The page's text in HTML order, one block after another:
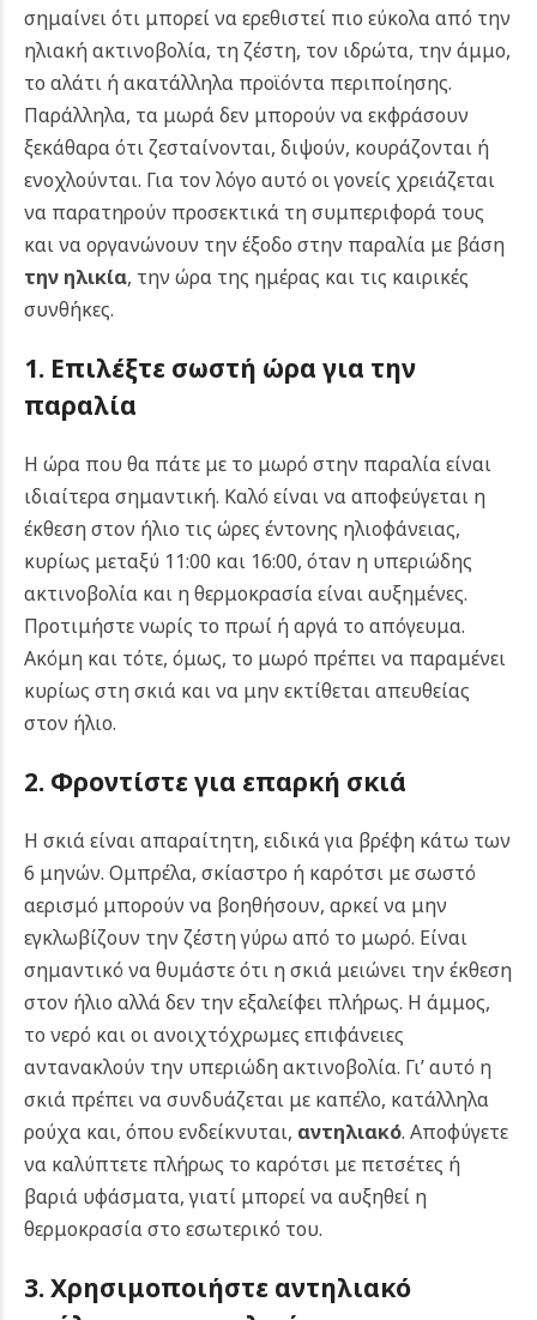
σημαίνει ότι μπορεί να ερεθιστεί πιο εύκολα από την
ηλιακή ακτινοβολία, τη ζέστη, τον ιδρώτα, την άμμο,
το αλάτι ή ακατάλληλα προϊόντα περιποίησης.
Παράλληλα, τα μωρά δεν μπορούν να εκφράσουν
ξεκάθαρα ότι ζεσταίνονται, διψούν, κουράζονται ή
ενοχλούνται. Για τον λόγο αυτό οι γονείς χρειάζεται
να παρατηρούν προσεκτικά τη συμπεριφορά τους
και να οργανώνουν την έξοδο στην παραλία με βάση
την ηλικία, την ώρα της ημέρας και τις καιρικές
συνθήκες.
1. Επιλέξτε σωστή ώρα για την
παραλία
Η ώρα που θα πάτε με το μωρό στην παραλία είναι
ιδιαίτερα σημαντική. Καλό είναι να αποφεύγεται η
έκθεση στον ήλιο τις ώρες έντονης ηλιοφάνειας,
κυρίως μεταξύ 11:00 και 16:00, όταν η υπεριώδης
ακτινοβολία και η θερμοκρασία είναι αυξημένες.
Προτιμήστε νωρίς το πρωί ή αργά το απόγευμα.
Ακόμη και τότε, όμως, το μωρό πρέπει να παραμένει
κυρίως στη σκιά και να μην εκτίθεται απευθείας
στον ήλιο.
2. Φροντίστε για επαρκή σκιά
Η σκιά είναι απαραίτητη, ειδικά για βρέφη κάτω των
6 μηνών. Ομπρέλα, σκίαστρο ή καρότσι με σωστό
αερισμό μπορούν να βοηθήσουν, αρκεί να μην
εγκλωβίζουν την ζέστη γύρω από το μωρό. Είναι
σημαντικό να θυμάστε ότι η σκιά μειώνει την έκθεση
στον ήλιο αλλά δεν την εξαλείφει πλήρως. Η άμμος,
το νερό και οι ανοιχτόχρωμες επιφάνειες
αντανακλούν την υπεριώδη ακτινοβολία. Γι’ αυτό η
σκιά πρέπει να συνδυάζεται με καπέλο, κατάλληλα
ρούχα και, όπου ενδείκνυται, αντηλιακό. Αποφύγετε
να καλύπτετε πλήρως το καρότσι με πετσέτες ή
βαριά υφάσματα, γιατί μπορεί να αυξηθεί η
θερμοκρασία στο εσωτερικό του.
3. Χρησιμοποιήστε αντηλιακό